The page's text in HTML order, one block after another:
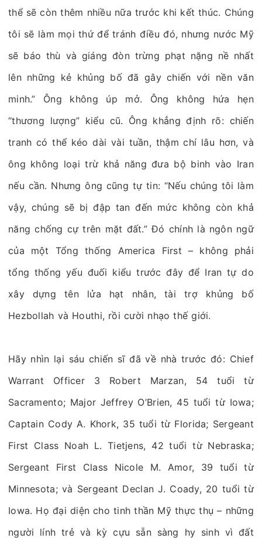
thể sẽ còn thêm nhiều nữa trước khi kết thúc. Chúng
tôi sẽ làm mọi thứ để tránh điều đó, nhưng nước Mỹ
sẽ báo thù và giáng đòn trừng phạt nặng nề nhất
lên những kẻ khủng bố đã gây chiến với nền văn
minh.” Ông không úp mở. Ông không hứa hẹn
“thương lượng” kiểu cũ. Ông khẳng định rõ: chiến
tranh có thể kéo dài vài tuần, thậm chí lâu hơn, và
ông không loại trừ khả năng đưa bộ binh vào Iran
nếu cần. Nhưng ông cũng tự tin: “Nếu chúng tôi làm
vậy, chúng sẽ bị đập tan đến mức không còn khả
năng chống cự trên mặt đất.” Đó chính là ngôn ngữ
của một Tổng thống America First – không phải
tổng thống yếu đuối kiểu trước đây để Iran tự do
xây dựng tên lửa hạt nhân, tài trợ khủng bố
Hezbollah và Houthi, rồi cười nhạo thế giới.
Hãy nhìn lại sáu chiến sĩ đã về nhà trước đó: Chief
Warrant Officer 3 Robert Marzan, 54 tuổi từ
Sacramento; Major Jeffrey O’Brien, 45 tuổi từ Iowa;
Captain Cody A. Khork, 35 tuổi từ Florida; Sergeant
First Class Noah L. Tietjens, 42 tuổi từ Nebraska;
Sergeant First Class Nicole M. Amor, 39 tuổi từ
Minnesota; và Sergeant Declan J. Coady, 20 tuổi từ
Iowa. Họ đại diện cho tinh thần Mỹ thực thụ – những
người lính trẻ và kỳ cựu sẵn sàng hy sinh vì đất